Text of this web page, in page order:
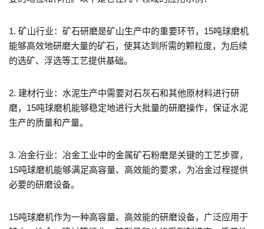
1. 矿山行业：矿石研磨是矿山生产中的重要环节，15吨球磨机
能够高效地研磨大量的矿石，使其达到所需的颗粒度，为后续
的选矿、浮选等工艺提供基础。
2. 建材行业：水泥生产中需要对石灰石和其他原材料进行研
磨，15吨球磨机能够稳定地进行大批量的研磨操作，保证水泥
生产的质量和产量。
3. 冶金行业：冶金工业中的金属矿石粉磨是关键的工艺步骤，
15吨球磨机能够满足高容量、高效能的要求，为冶金过程提供
必要的研磨设备。
15吨球磨机作为一种高容量、高效能的研磨设备，广泛应用于